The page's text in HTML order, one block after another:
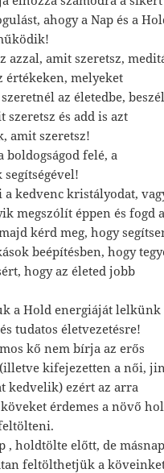
ahogy a Nap és a
azzal, amit szeretsz,
értékeken, melyeket
az életedbe,
szeretsz és add is azt
amit szeretsz!
felé, a
a kedvenc kristályodat,
megszólít éppen és fogd a
kérd meg, hogy
beépítésben, hogy
hogy az életed jobb
a Hold energiáját lelkünk
tudatos életvezetésre!
kő nem bírja az erős
kifejezetten a női, jin
kedvelik) ezért az arra
érdemes a növő
, holdtölte előtt, de másnap
feltölthetjük a